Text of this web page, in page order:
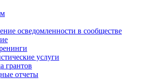
осведомленности в сообществе
услуги
грантов
отчеты